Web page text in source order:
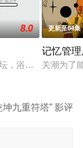
新动画新作将继
8.0
，浴火少年冉冉而
更新至04集
记忆管
关潮为了
坤九重符塔” 影评